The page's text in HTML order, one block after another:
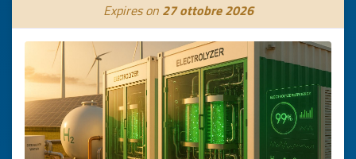
Expires on 27 ottobre 2026